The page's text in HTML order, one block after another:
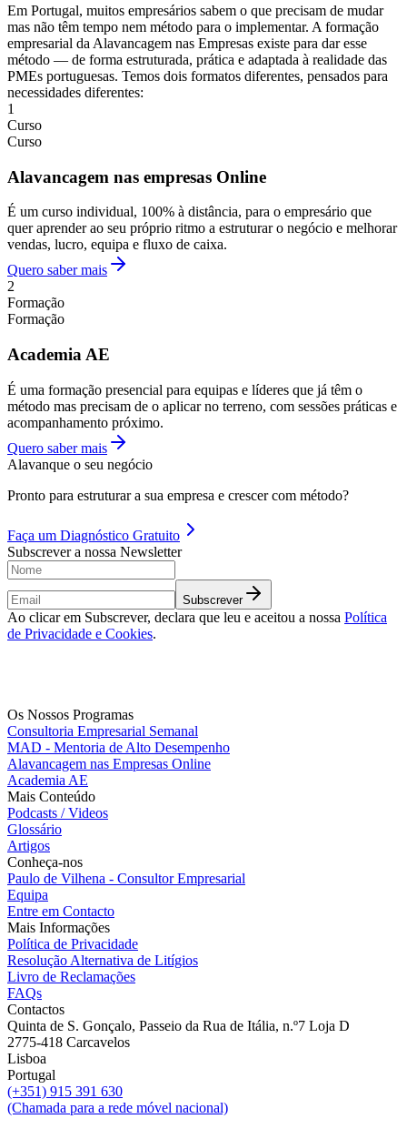
Em Portugal, muitos empresários sabem o que precisam de mudar
mas não têm tempo nem método para o implementar. A formação
empresarial da Alavancagem nas Empresas existe para dar esse
método — de forma estruturada, prática e adaptada à realidade das
PMEs portuguesas. Temos dois formatos diferentes, pensados para
necessidades diferentes:
1
Curso
Curso
Alavancagem nas empresas Online
É um curso individual, 100% à distância, para o empresário que
quer aprender ao seu próprio ritmo a estruturar o negócio e melhorar
vendas, lucro, equipa e fluxo de caixa.
Quero saber mais
2
Formação
Formação
Academia AE
É uma formação presencial para equipas e líderes que já têm o
método mas precisam de o aplicar no terreno, com sessões práticas e
acompanhamento próximo.
Quero saber mais
Alavanque o seu negócio
Pronto para estruturar a sua empresa e crescer com método?
Faça um Diagnóstico Gratuito
Subscrever a nossa Newsletter
Subscrever
Ao clicar em Subscrever, declara que leu e aceitou a nossa Política
de Privacidade e Cookies.
Os Nossos Programas
Consultoria Empresarial Semanal
MAD - Mentoria de Alto Desempenho
Alavancagem nas Empresas Online
Academia AE
Mais Conteúdo
Podcasts / Videos
Glossário
Artigos
Conheça-nos
Paulo de Vilhena - Consultor Empresarial
Equipa
Entre em Contacto
Mais Informações
Política de Privacidade
Resolução Alternativa de Litígios
Livro de Reclamações
FAQs
Contactos
Quinta de S. Gonçalo, Passeio da Rua de Itália, n.º7 Loja D
2775-418 Carcavelos
Lisboa
Portugal
(+351) 915 391 630
(Chamada para a rede móvel nacional)